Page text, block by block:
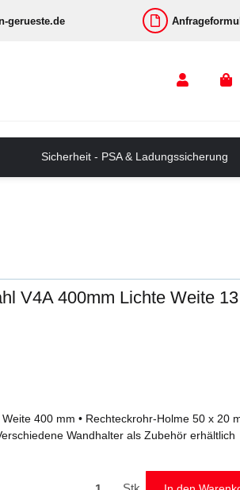
gerueste.de
Sicherheit - PSA & Ladungssicherung
V4A 400mm Lichte Weite 13
400 mm • Rechteckrohr-Holme 50 x 20
Wandhalter als Zubehör erhältlich